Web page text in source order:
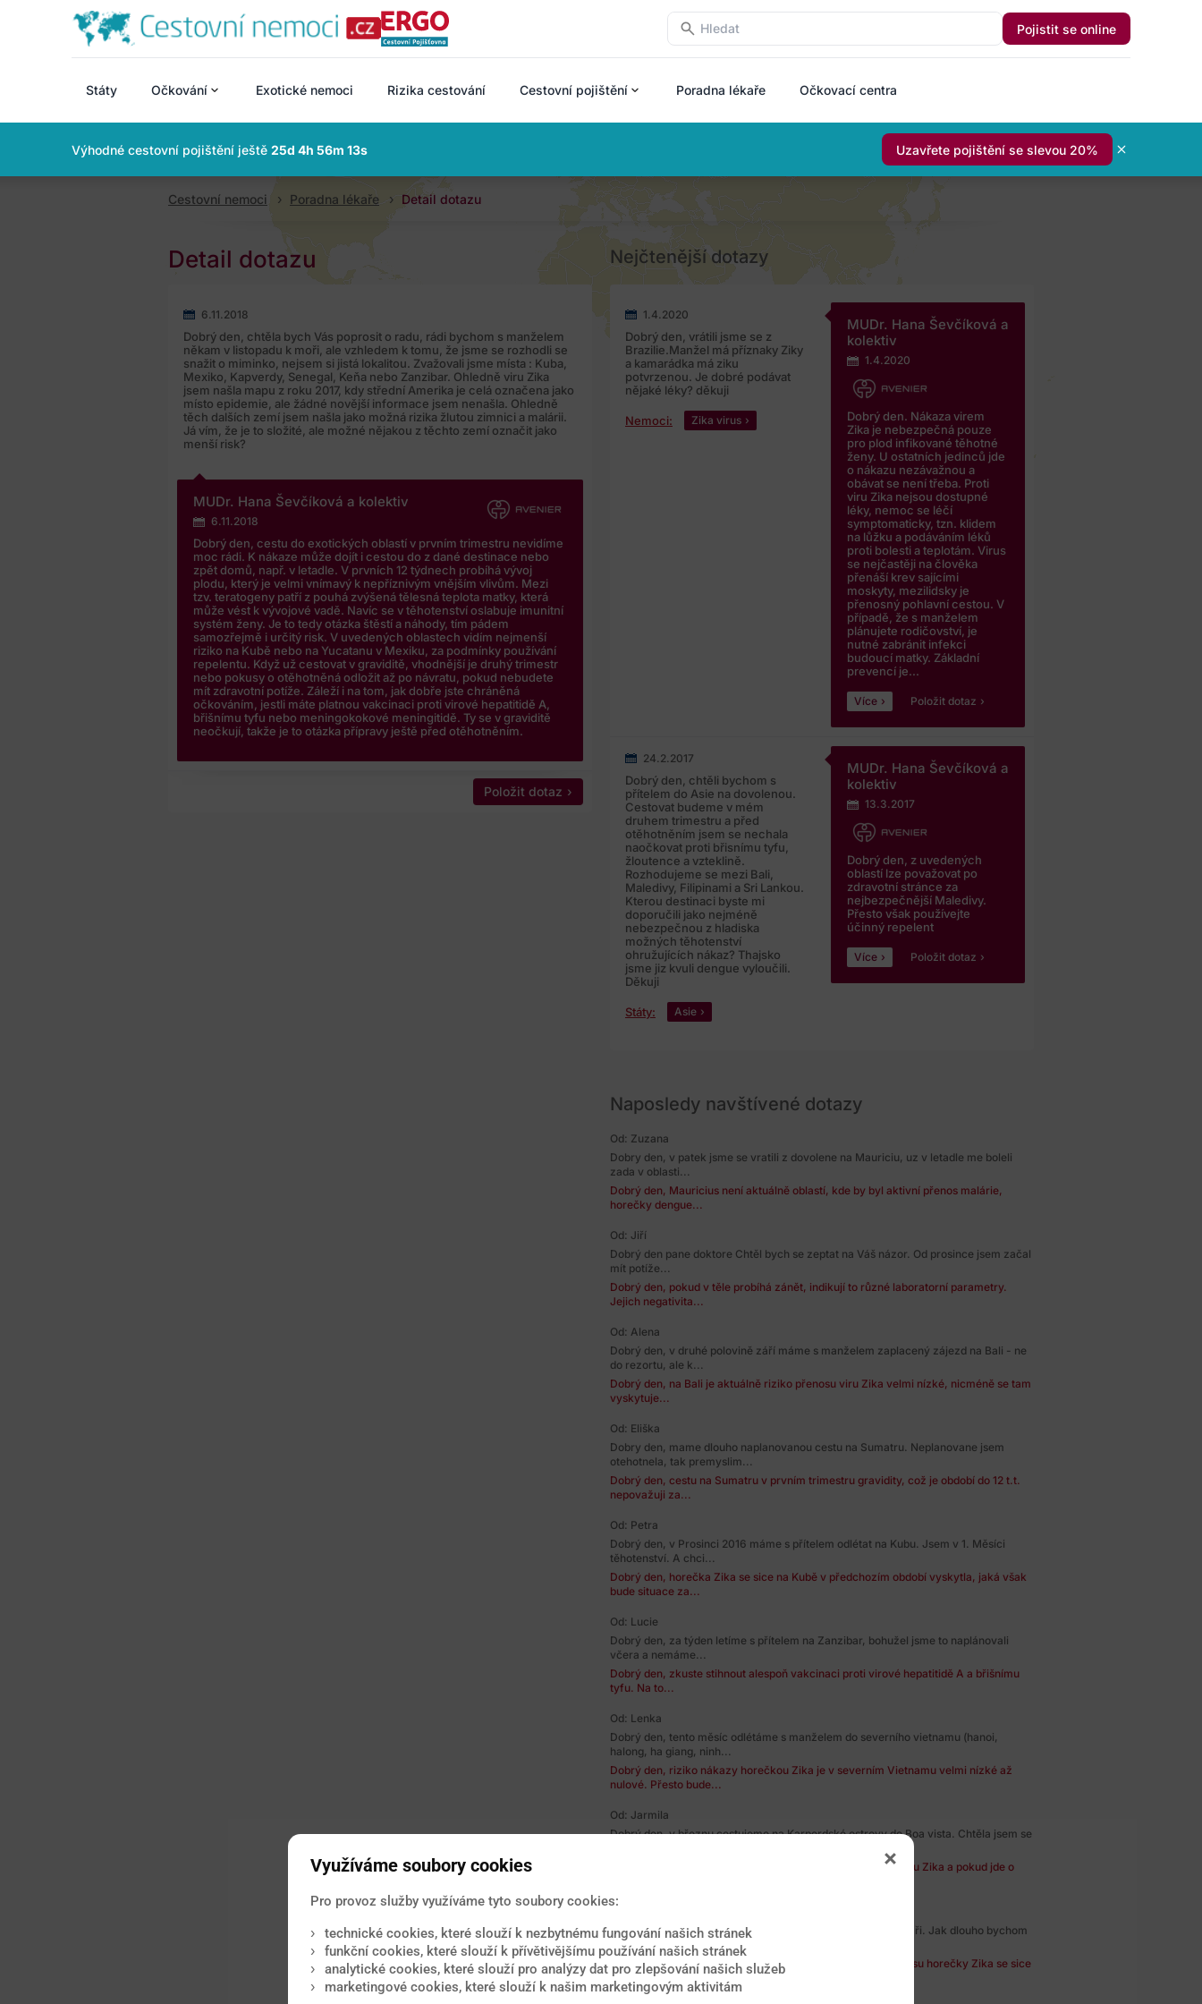
Pojistit se online
Státy Očkování Exotické nemoci Rizika cestování Cestovní pojištění Poradna lékaře Očkovací centra
Výhodné cestovní pojištění ještě 25d 4h 56m 12s Uzavřete pojištění se slevou 20%
Cestovní nemoci Poradna lékaře Detail dotazu
Detail dotazu
6.11.2018
Dobrý den, chtěla bych Vás poprosit o radu, rádi bychom s manželem
někam v listopadu k moři, ale vzhledem k tomu, že jsme se rozhodli se
snažit o miminko, nejsem si jistá lokalitou. Zvažovali jsme místa : Kuba,
Mexiko, Kapverdy, Senegal, Keňa nebo Zanzibar. Ohledně viru Zika
jsem našla mapu z roku 2017, kdy střední Amerika je celá označena jako
místo epidemie, ale žádné novější informace jsem nenašla. Ohledně
těch dalších zemí jsem našla jako možná rizika žlutou zimnici a malárii.
Já vím, že je to složité, ale možné nějakou z těchto zemí označit jako
menší risk?
MUDr. Hana Ševčíková a kolektiv
6.11.2018
Dobrý den, cestu do exotických oblastí v prvním trimestru nevidíme
moc rádi. K nákaze může dojít i cestou do z dané destinace nebo
zpět domů, např. v letadle. V prvních 12 týdnech probíhá vývoj
plodu, který je velmi vnímavý k nepříznivým vnějším vlivům. Mezi
tzv. teratogeny patří z pouhá zvýšená tělesná teplota matky, která
může vést k vývojové vadě. Navíc se v těhotenství oslabuje imunitní
systém ženy. Je to tedy otázka štěstí a náhody, tím pádem
samozřejmě i určitý risk. V uvedených oblastech vidím nejmenší
riziko na Kubě nebo na Yucatanu v Mexiku, za podmínky používání
repelentu. Když už cestovat v graviditě, vhodnější je druhý trimestr
nebo pokusy o otěhotněná odložit až po návratu, pokud nebudete
mít zdravotní potíže. Záleží i na tom, jak dobře jste chráněná
očkováním, jestli máte platnou vakcinaci proti virové hepatitidě A,
břišnímu tyfu nebo meningokokové meningitidě. Ty se v graviditě
neočkují, takže je to otázka přípravy ještě před otěhotněním.
Položit dotaz
Nejčtenější dotazy
1.4.2020
Dobrý den, vrátili jsme se z
Brazilie.Manžel má příznaky Ziky
a kamarádka má ziku
potvrzenou. Je dobré podávat
nějaké léky? děkuji
Nemoci: Zika virus
MUDr. Hana Ševčíková a
kolektiv
1.4.2020
Dobrý den. Nákaza virem
Zika je nebezpečná pouze
pro plod infikované těhotné
ženy. U ostatních jedinců jde
o nákazu nezávažnou a
obávat se není třeba. Proti
viru Zika nejsou dostupné
léky, nemoc se léčí
symptomaticky, tzn. klidem
na lůžku a podáváním léků
proti bolesti a teplotám. Virus
se nejčastěji na člověka
přenáší krev sajícími
moskyty, mezilidsky je
přenosný pohlavní cestou. V
případě, že s manželem
plánujete rodičovství, je
nutné zabránit infekci
budoucí matky. Základní
prevencí je...
Více Položit dotaz
24.2.2017
Dobrý den, chtěli bychom s
přítelem do Asie na dovolenou.
Cestovat budeme v mém
druhem trimestru a před
otěhotněním jsem se nechala
naočkovat proti břisnímu tyfu,
žloutence a vzteklině.
Rozhodujeme se mezi Bali,
Maledivy, Filipinami a Sri Lankou.
Kterou destinaci byste mi
doporučili jako nejméně
nebezpečnou z hladiska
možných těhotenství
ohružujících nákaz? Thajsko
jsme jiz kvuli dengue vyloučili.
Děkuji
Státy: Asie
MUDr. Hana Ševčíková a
kolektiv
13.3.2017
Dobrý den, z uvedených
oblastí lze považovat po
zdravotní stránce za
nejbezpečnější Maledivy.
Přesto však používejte
účinný repelent
Více Položit dotaz
Naposledy navštívené dotazy
Od: Zuzana
Dobry den, v patek jsme se vratili z dovolene na Mauriciu, uz v letadle me boleli
zada v oblasti...
Dobrý den, Mauricius není aktuálně oblastí, kde by byl aktivní přenos malárie,
horečky dengue...
Od: Jiří
Dobrý den pane doktore Chtěl bych se zeptat na Váš názor. Od prosince jsem začal
mít potíže...
Dobrý den, pokud v těle probíhá zánět, indikují to různé laboratorní parametry.
Jejich negativita...
Od: Alena
Dobrý den, v druhé polovině září máme s manželem zaplacený zájezd na Bali - ne
do rezortu, ale k...
Dobrý den, na Bali je aktuálně riziko přenosu viru Zika velmi nízké, nicméně se tam
vyskytuje...
Od: Eliška
Dobry den, mame dlouho naplanovanou cestu na Sumatru. Neplanovane jsem
otehotnela, tak premyslim...
Dobrý den, cestu na Sumatru v prvním trimestru gravidity, což je období do 12 t.t.
nepovažuji za...
Od: Petra
Dobrý den, v Prosinci 2016 máme s přítelem odlétat na Kubu. Jsem v 1. Měsíci
těhotenství. A chci...
Dobrý den, horečka Zika se sice na Kubě v předchozím období vyskytla, jaká však
bude situace za...
Od: Lucie
Dobrý den, za týden letíme s přítelem na Zanzibar, bohužel jsme to naplánovali
včera a nemáme...
Dobrý den, zkuste stihnout alespoň vakcinaci proti virové hepatitidě A a břišnímu
tyfu. Na to...
Od: Lenka
Dobrý den, tento měsíc odlétáme s manželem do severního vietnamu (hanoi,
halong, ha giang, ninh...
Dobrý den, riziko nákazy horečkou Zika je v severním Vietnamu velmi nízké až
nulové. Přesto bude...
Od: Jarmila
Dobrý den, v březnu cestujeme na Karperdské ostrovy do Boa vista. Chtěla jsem se
Dobrý den, na Kapverdských ostrovech je aktivní přenos viru Zika a pokud jde o
Dobrý den, vrátili jsme se z Thajska, dost nás poštípali komáři. Jak dlouho bychom
měli počkat se...
Dobrý den, po návratů ze zemí s teoretickým rizikem přenosu horečky Zika se sice
obecně...
Využíváme soubory cookies
Pro provoz služby využíváme tyto soubory cookies:
technické cookies, které slouží k nezbytnému fungování našich stránek
funkční cookies, které slouží k přívětivějšímu používání našich stránek
analytické cookies, které slouží pro analýzy dat pro zlepšování našich služeb
marketingové cookies, které slouží k našim marketingovým aktivitám